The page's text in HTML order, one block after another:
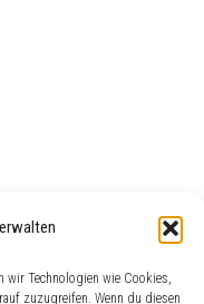
wir Technologien wie Cookies,
zuzugreifen. Wenn du diesen